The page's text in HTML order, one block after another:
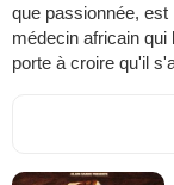
que passionnée,
médecin africain
porte à croire qu'il